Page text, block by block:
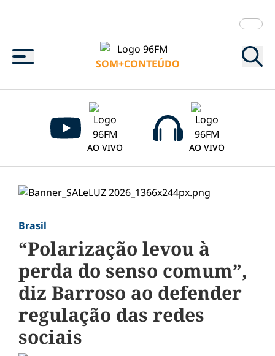
Menu
SOM+CONTEÚDO
AO VIVO AO VIVO
Brasil
“Polarização levou à
perda do senso comum”,
diz Barroso ao defender
regulação das redes
sociais